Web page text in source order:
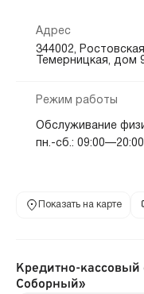
Адрес
344002,
Темерницкая, дом
Режим работы
Обслуживание
пн.-сб.: 09:00—20:00
Показать на карте
Кредитно-
Соборный»